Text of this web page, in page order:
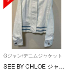
Gジャン/デニムジャケット
SEE BY CHLOE ジャケット